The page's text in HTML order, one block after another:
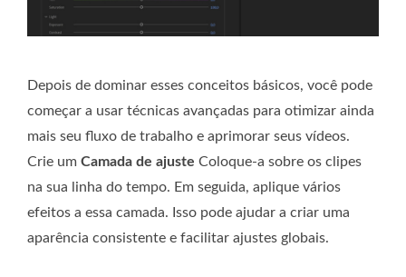
Depois de dominar esses conceitos básicos, você pode
começar a usar técnicas avançadas para otimizar ainda
mais seu fluxo de trabalho e aprimorar seus vídeos.
Crie um Camada de ajuste Coloque-a sobre os clipes
na sua linha do tempo. Em seguida, aplique vários
efeitos a essa camada. Isso pode ajudar a criar uma
aparência consistente e facilitar ajustes globais.